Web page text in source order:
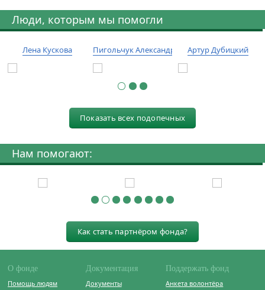
Люди, которым мы помогли
Лена Кускова Пигольчук Александр Артур Дубицкий
Показать всех подопечных
Нам помогают:
Как стать партнёром фонда?
О фонде
Помощь людям
Документация
Документы
Поддержать фонд
Анкета волонтёра